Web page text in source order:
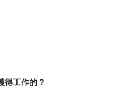
得工作的？